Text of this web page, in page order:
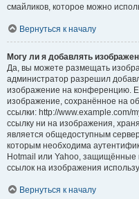
смайликов, которое можно
Вернуться к началу
Могу ли я добавлять
Да, вы можете размещать
администратор разрешил
изображение на конференцию.
изображение, сохранённое на
ссылки: http://www.example.com/
ссылку ни на изображения,
является общедоступным
которым необходима
Hotmail или Yahoo, защищённые
ссылок на изображения
Вернуться к началу